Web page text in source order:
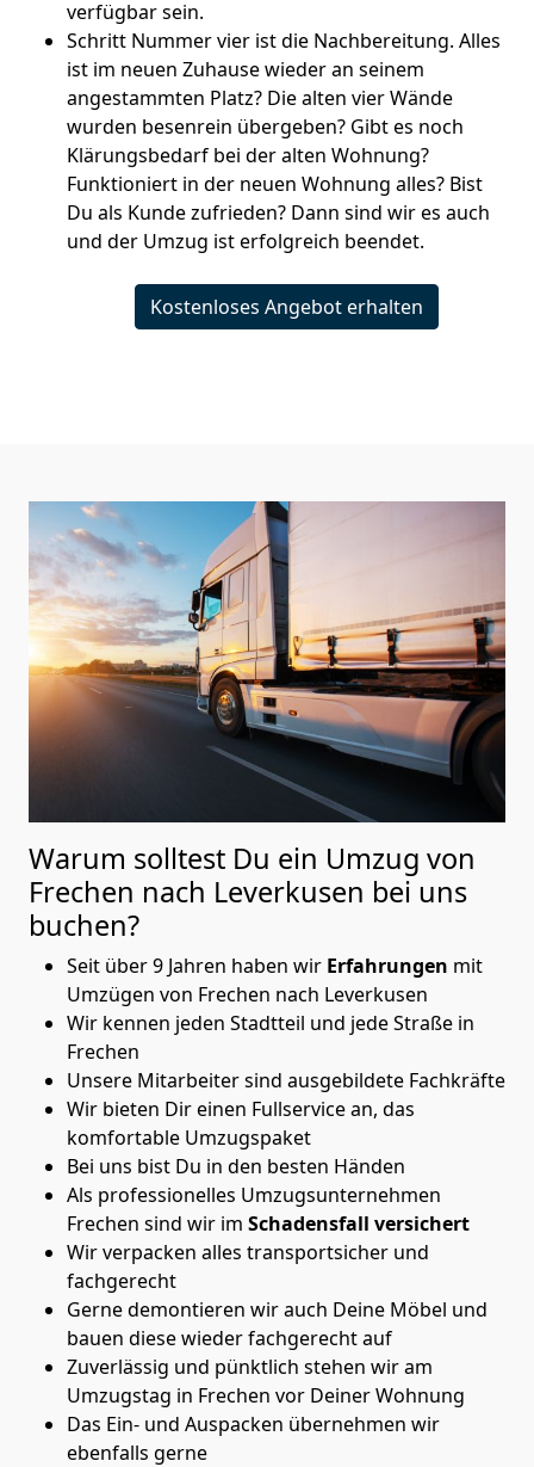
verfügbar sein.
Schritt Nummer vier ist die Nachbereitung. Alles
ist im neuen Zuhause wieder an seinem
angestammten Platz? Die alten vier Wände
wurden besenrein übergeben? Gibt es noch
Klärungsbedarf bei der alten Wohnung?
Funktioniert in der neuen Wohnung alles? Bist
Du als Kunde zufrieden? Dann sind wir es auch
und der Umzug ist erfolgreich beendet.
Kostenloses Angebot erhalten
Warum solltest Du ein Umzug von
Frechen nach Leverkusen bei uns
buchen?
Seit über 9 Jahren haben wir Erfahrungen mit
Umzügen von Frechen nach Leverkusen
Wir kennen jeden Stadtteil und jede Straße in
Frechen
Unsere Mitarbeiter sind ausgebildete Fachkräfte
Wir bieten Dir einen Fullservice an, das
komfortable Umzugspaket
Bei uns bist Du in den besten Händen
Als professionelles Umzugsunternehmen
Frechen sind wir im Schadensfall versichert
Wir verpacken alles transportsicher und
fachgerecht
Gerne demontieren wir auch Deine Möbel und
bauen diese wieder fachgerecht auf
Zuverlässig und pünktlich stehen wir am
Umzugstag in Frechen vor Deiner Wohnung
Das Ein- und Auspacken übernehmen wir
ebenfalls gerne